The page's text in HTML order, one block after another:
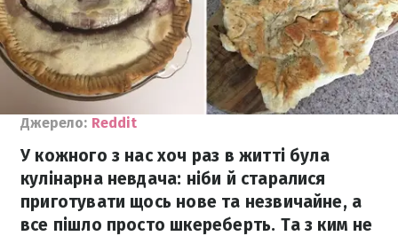
Джерело: Reddit
У кожного з нас хоч раз в житті була
кулінарна невдача: ніби й старалися
приготувати щось нове та незвичайне, а
все пішло просто шкереберть. Та з ким не